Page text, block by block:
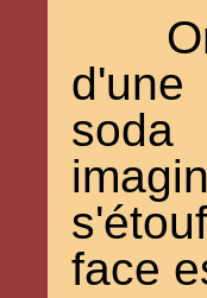
face